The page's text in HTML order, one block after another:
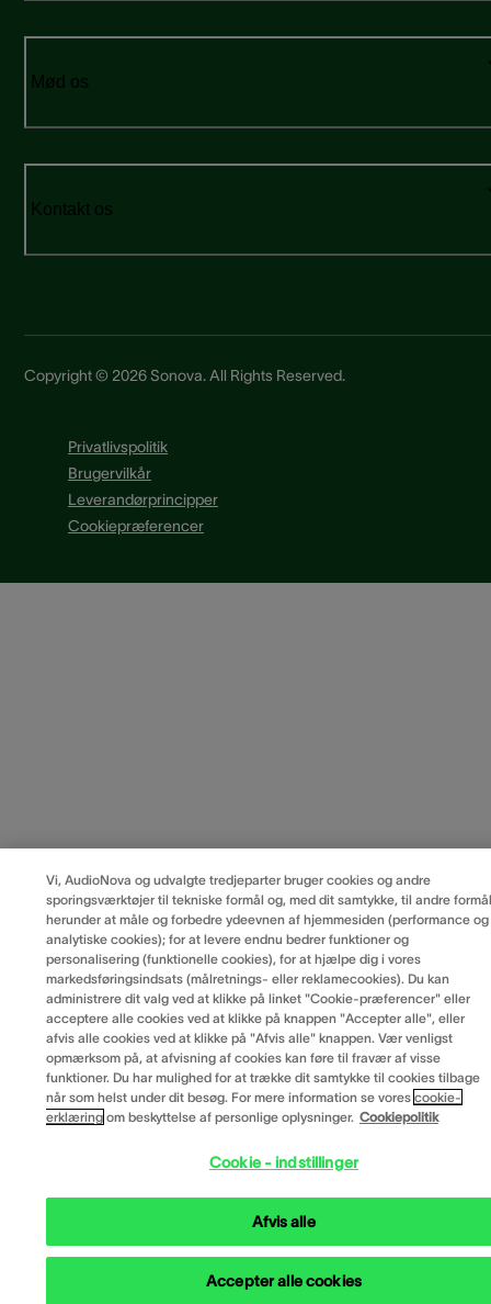
Mød os
Kontakt os
Copyright © 2026 Sonova. All Rights Reserved.
Privatlivspolitik
Brugervilkår
Leverandørprincipper
Cookiepræferencer
Vi, AudioNova og udvalgte tredjeparter bruger cookies og andre
sporingsværktøjer til tekniske formål og, med dit samtykke, til andre
herunder at måle og forbedre ydeevnen af hjemmesiden (performance og
analytiske cookies); for at levere endnu bedrer funktioner og
personalisering (funktionelle cookies), for at hjælpe dig i vores
markedsføringsindsats (målretnings- eller reklamecookies). Du kan
administrere dit valg ved at klikke på linket "Cookie-præferencer" eller
acceptere alle cookies ved at klikke på knappen "Accepter alle", eller
afvis alle cookies ved at klikke på "Afvis alle" knappen. Vær venligst
opmærksom på, at afvisning af cookies kan føre til fravær af visse
funktioner. Du har mulighed for at trække dit samtykke til cookies tilbage
når som helst under dit besøg. For mere information se vores cookie-
erklæringom beskyttelse af personlige oplysninger. Cookiepolitik
Cookie - indstillinger
Afvis alle
Accepter alle cookies